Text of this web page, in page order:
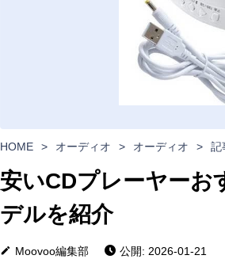
HOME > オーディオ > オーディオ > 記
安いCDプレーヤーお
デルを紹介
Moovoo編集部
公開: 2026-01-21